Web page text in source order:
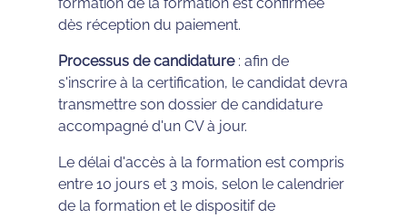
dès réception du paiement.
Processus de candidature: afin de
s'inscrire à la certification, le candidat devra
transmettre son dossier de candidature
accompagné d'un CV à jour.
Le délai d'accès à la formation est compris
entre 10 jours et 3 mois, selon le calendrier
de la formation et le dispositif de